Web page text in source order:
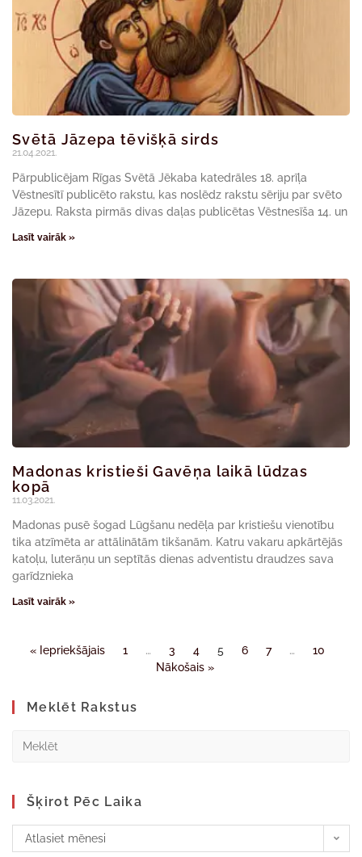
Svētā Jāzepa tēvišķā sirds
21.04.2021.
Pārpublicējam Rīgas Svētā Jēkaba katedrāles 18. aprīļa
Vēstnesītī publicēto rakstu, kas noslēdz rakstu sēriju par svēto
Jāzepu. Raksta pirmās divas daļas publicētas Vēstnesīša 14. un
Lasīt vairāk »
Madonas kristieši Gavēņa laikā lūdzas
kopā
11.03.2021.
Madonas pusē šogad Lūgšanu nedēļa par kristiešu vienotību
tika atzīmēta ar attālinātām tikšanām. Katru vakaru apkārtējās
katoļu, luterāņu un septītās dienas adventistu draudzes sava
garīdznieka
Lasīt vairāk »
« Iepriekšājais 1 … 3 4 5 6 7 …
10
Nākošais »
Meklēt Rakstus
Šķirot Pēc Laika
Atlasiet mēnesi